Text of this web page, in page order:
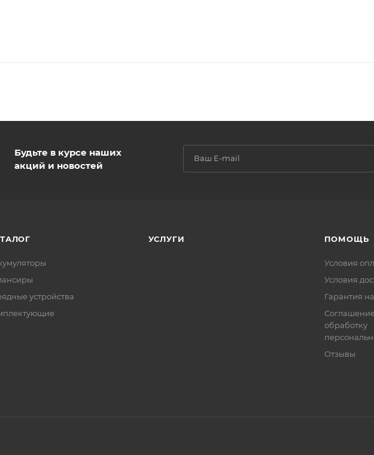
Будьте в курсе наших
акций и новостей
устройства
УСЛУГИ ПОМОЩЬ
Условия
Условия
Гарантия
обработку
Отзывы